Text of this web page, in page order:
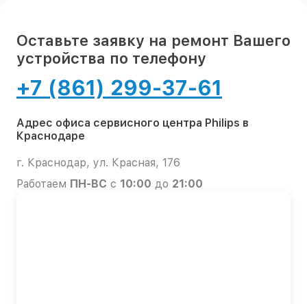
Оставьте заявку на ремонт Вашего
устройства по телефону
+7 (861) 299-37-61
Адрес офиса сервисного центра Philips в
Краснодаре
г. Краснодар, ул. Красная, 176
Работаем ПН-ВС с 10:00 до 21:00